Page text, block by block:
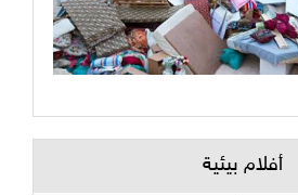
أفلام بيئية